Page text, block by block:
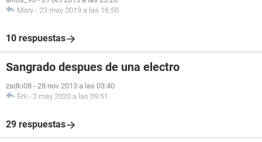
Mary - 23 may 2019 a las 16:50
10 respuestas
Sangrado despues de una electro
zadki08 - 28 nov 2013 a las 03:40
Erii - 2 may 2020 a las 09:51
29 respuestas